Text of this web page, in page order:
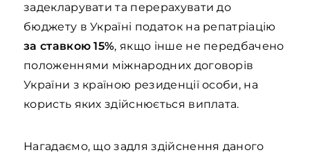
задекларувати та перерахувати до
бюджету в Україні податок на репатріацію
за ставкою 15%, якщо інше не передбачено
положеннями міжнародних договорів
України з країною резиденції особи, на
користь яких здійснюється виплата.
Нагадаємо, що задля здійснення даного